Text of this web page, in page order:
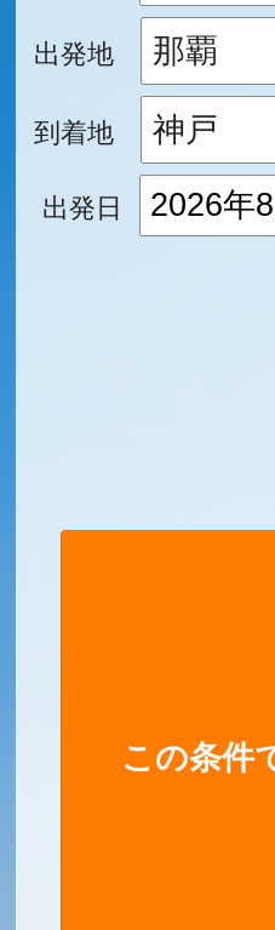
出発地
到着地
出発日